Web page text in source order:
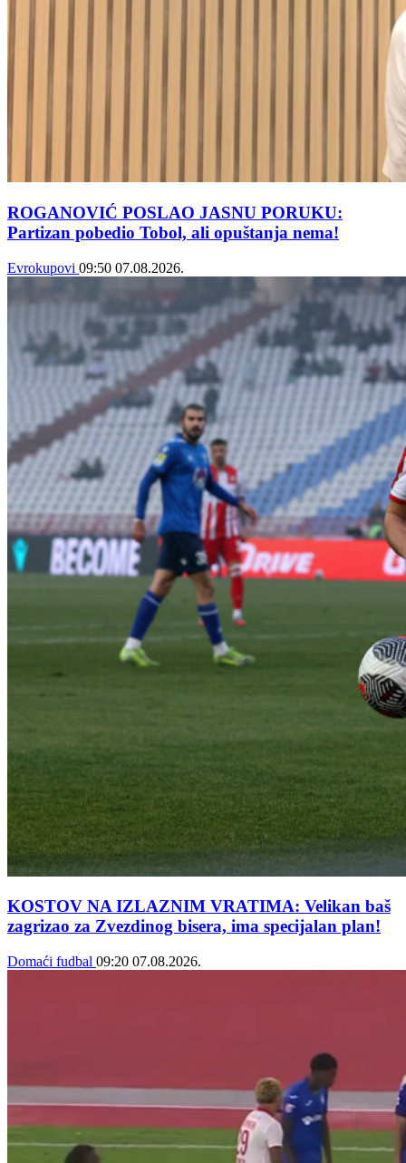
ROGANOVIĆ POSLAO JASNU PORUKU:
Partizan pobedio Tobol, ali opuštanja nema!
Evrokupovi 09:50 07.08.2026.
KOSTOV NA IZLAZNIM VRATIMA: Velikan baš
zagrizao za Zvezdinog bisera, ima specijalan plan!
Domaći fudbal 09:20 07.08.2026.